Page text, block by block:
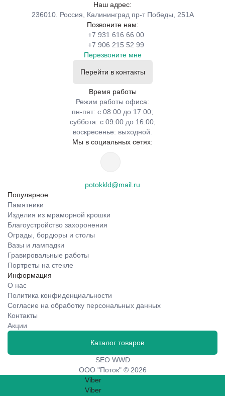
Наш адрес:
236010. Россия, Калининград пр-т Победы, 251А
Позвоните нам:
+7 931 616 66 00
+7 906 215 52 99
Перезвоните мне
Перейти в контакты
Время работы
Режим работы офиса:
пн-пят: с 08:00 до 17:00;
суббота: с 09:00 до 16:00;
воскресенье: выходной.
Мы в социальных сетях:
potokkld@mail.ru
Популярное
Памятники
Изделия из мраморной крошки
Благоустройство захоронения
Ограды, бордюры и столы
Вазы и лампадки
Гравировальные работы
Портреты на стекле
Информация
О нас
Политика конфиденциальности
Согласие на обработку персональных данных
Контакты
Акции
Каталог товаров
SEO WWD
ООО "Поток" © 2026
Viber
Viber